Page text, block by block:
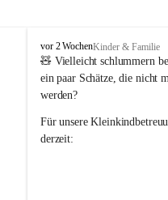
F
r
a
x
r
n
vor 2 WochenKinder & Familie
🧸 Vielleicht schlummern
ein paar Schätze, die nicht
werden?
Für unsere
derzeit: